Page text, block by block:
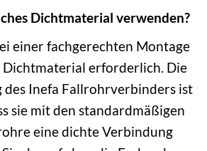
Dichtmaterial verwenden?
einer fachgerechten Montage
Dichtmaterial erforderlich. Die
des Inefa Fallrohrverbinders ist
sie mit den standardmäßigen
eine dichte Verbindung